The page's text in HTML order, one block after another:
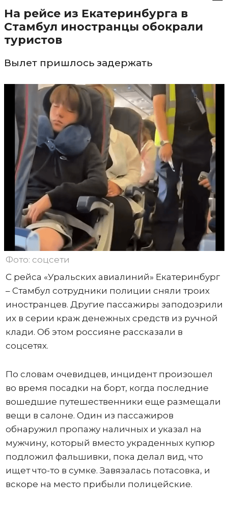
На рейсе из Екатеринбурга в
Стамбул иностранцы обокрали
туристов
Вылет пришлось задержать
Фото: соцсети
С рейса «Уральских авиалиний» Екатеринбург
– Стамбул сотрудники полиции сняли троих
иностранцев. Другие пассажиры заподозрили
их в серии краж денежных средств из ручной
клади. Об этом россияне рассказали в
соцсетях.
По словам очевидцев, инцидент произошел
во время посадки на борт, когда последние
вошедшие путешественники еще размещали
вещи в салоне. Один из пассажиров
обнаружил пропажу наличных и указал на
мужчину, который вместо украденных купюр
подложил фальшивки, пока делал вид, что
ищет что-то в сумке. Завязалась потасовка, и
вскоре на место прибыли полицейские.